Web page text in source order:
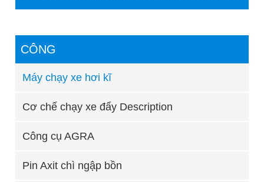
CÔNG
Máy chạy xe hơi kĩ
Cơ chế chạy xe đẩy Description
Công cụ AGRA
Pin Axit chì ngập bồn